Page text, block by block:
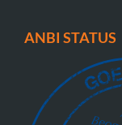
ANBI STATUS